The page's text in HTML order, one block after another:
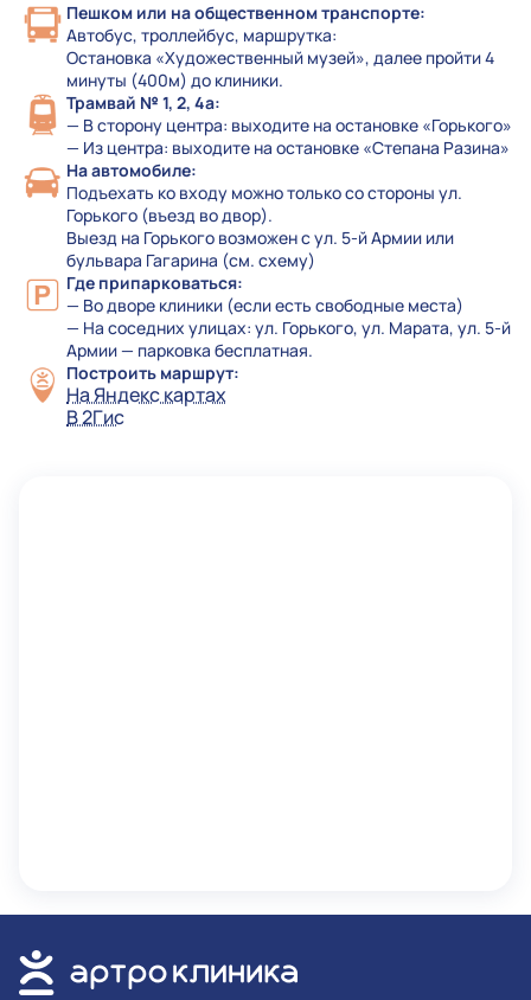
Пешком или на общественном транспорте:
Автобус, троллейбус, маршрутка:
Остановка «Художественный музей», далее пройти 4
минуты (400м) до клиники.
Трамвай № 1, 2, 4а:
— В сторону центра: выходите на остановке «Горького»
— Из центра: выходите на остановке «Степана Разина»
На автомобиле:
Подъехать ко входу можно только со стороны ул.
Горького (въезд во двор).
Выезд на Горького возможен с ул. 5-й Армии или
бульвара Гагарина (см. схему)
Где припарковаться:
— Во дворе клиники (если есть свободные места)
— На соседних улицах: ул. Горького, ул. Марата, ул. 5-й
Армии — парковка бесплатная.
Построить маршрут:
На Яндекс картах
В 2Гис